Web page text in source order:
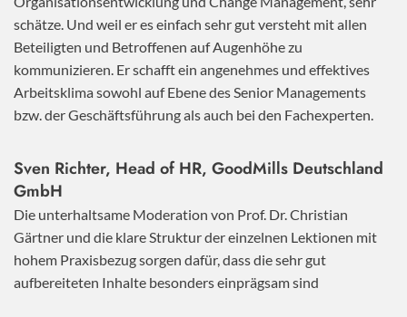
schätze. Und weil er es einfach sehr gut versteht mit allen
Beteiligten und Betroffenen auf Augenhöhe zu
kommunizieren. Er schafft ein angenehmes und effektives
Arbeitsklima sowohl auf Ebene des Senior Managements
bzw. der Geschäftsführung als auch bei den Fachexperten.
Sven Richter, Head of HR, GoodMills Deutschland
GmbH
Die unterhaltsame Moderation von Prof. Dr. Christian
Gärtner und die klare Struktur der einzelnen Lektionen mit
hohem Praxisbezug sorgen dafür, dass die sehr gut
aufbereiteten Inhalte besonders einprägsam sind